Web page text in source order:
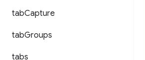
tabCapture
tabGroups
tabs